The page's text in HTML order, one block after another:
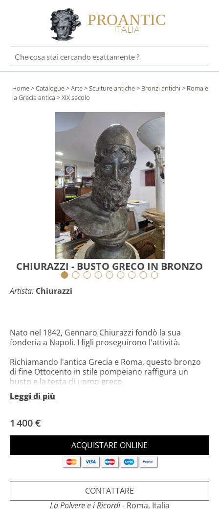
PROANTIC
ITALIA
Che
cosa
cercando
esattamente
Home>Catalogue>Arte>Sculture antiche> Bronzi antichi > Roma e
la Grecia antica > XIX secolo
CHIURAZZI - BUSTO GRECO IN BRONZO
Artista: Chiurazzi
Nato nel 1842, Gennaro Chiurazzi fondò la sua
fonderia a Napoli. I figli proseguirono l'attività.
Richiamando l'antica Grecia e Roma, questo bronzo
di fine Ottocento in stile pompeiano raffigura un
busto e la testa di uomo greco.
Patina molto bella all'antica.
Bronzo in ottime condizioni.
- Altezza: 54 cm
- Larghezza massima: 38 cm
- Profondità massima 30 cm
Leggi di più
1 400 €
CONTATTARE
La Polvere e i Ricordi- Roma, Italia